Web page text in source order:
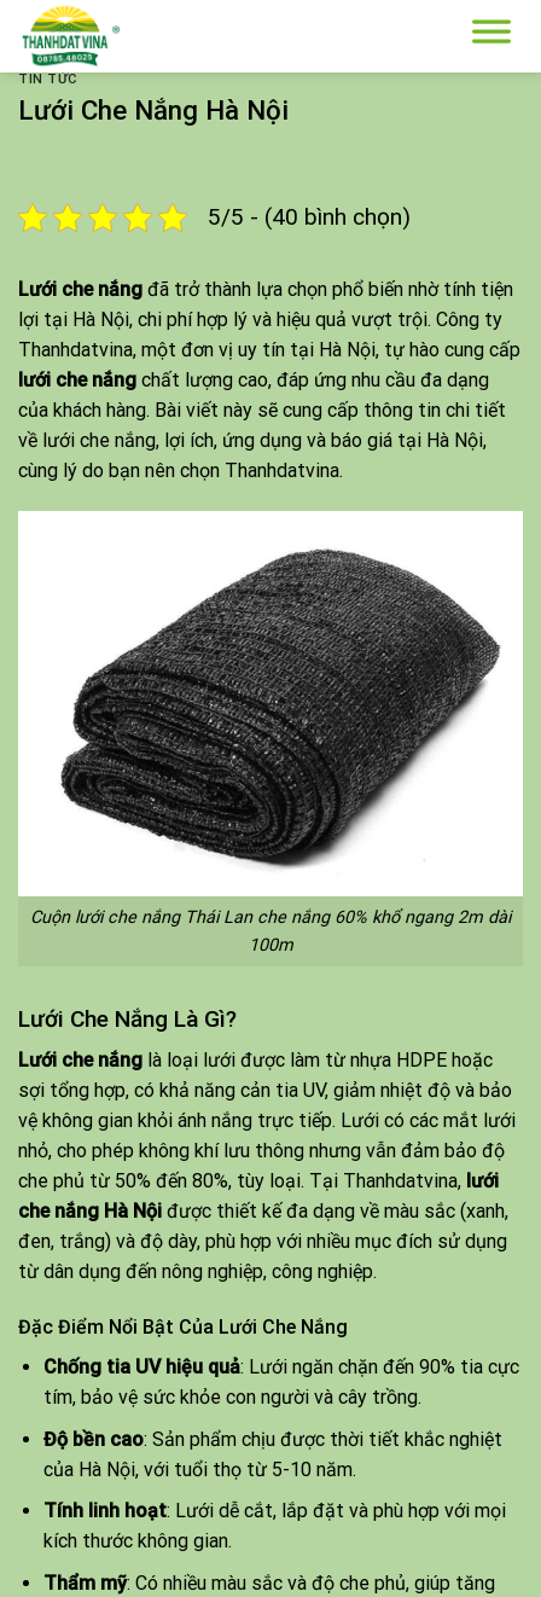
content
TIN TỨC
Lưới Che Nắng Hà Nội
5/5 - (40 bình chọn)
Lưới che nắng đã trở thành lựa chọn phổ biến nhờ tính tiện
lợi tại Hà Nội, chi phí hợp lý và hiệu quả vượt trội. Công ty
Thanhdatvina, một đơn vị uy tín tại Hà Nội, tự hào cung cấp
lưới che nắng chất lượng cao, đáp ứng nhu cầu đa dạng
của khách hàng. Bài viết này sẽ cung cấp thông tin chi tiết
về lưới che nắng, lợi ích, ứng dụng và báo giá tại Hà Nội,
cùng lý do bạn nên chọn Thanhdatvina.
Cuộn lưới che nắng Thái Lan che nắng 60% khổ ngang 2m dài
100m
Lưới Che Nắng Là Gì?
Lưới che nắng là loại lưới được làm từ nhựa HDPE hoặc
sợi tổng hợp, có khả năng cản tia UV, giảm nhiệt độ và bảo
vệ không gian khỏi ánh nắng trực tiếp. Lưới có các mắt lưới
nhỏ, cho phép không khí lưu thông nhưng vẫn đảm bảo độ
che phủ từ 50% đến 80%, tùy loại. Tại Thanhdatvina, lưới
che nắng Hà Nội được thiết kế đa dạng về màu sắc (xanh,
đen, trắng) và độ dày, phù hợp với nhiều mục đích sử dụng
từ dân dụng đến nông nghiệp, công nghiệp.
Đặc Điểm Nổi Bật Của Lưới Che Nắng
Chống tia UV hiệu quả: Lưới ngăn chặn đến 90% tia cực
tím, bảo vệ sức khỏe con người và cây trồng.
Độ bền cao: Sản phẩm chịu được thời tiết khắc nghiệt
của Hà Nội, với tuổi thọ từ 5-10 năm.
Tính linh hoạt: Lưới dễ cắt, lắp đặt và phù hợp với mọi
kích thước không gian.
Thẩm mỹ: Có nhiều màu sắc và độ che phủ, giúp tăng